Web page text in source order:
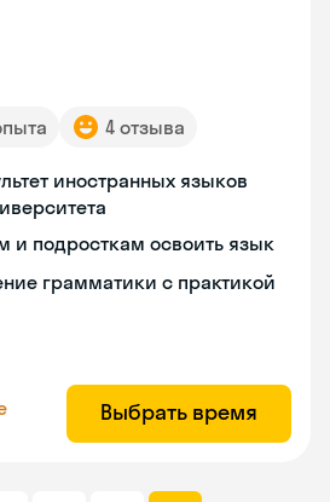
4 отзыва
иностранных языков
и подросткам освоить язык
грамматики с практикой
Выбрать время